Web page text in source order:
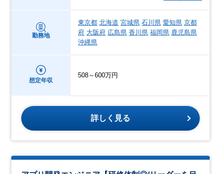
勤務地
東京都 北海道 宮城県 石川県 愛知県 京都
府 大阪府 広島県 香川県 福岡県 鹿児島県
沖縄県
想定年収
508～600万円
詳しく見る